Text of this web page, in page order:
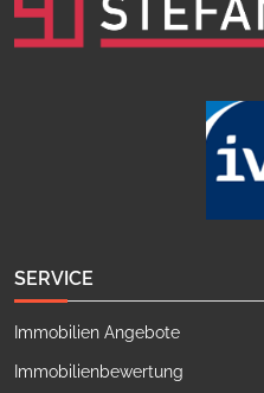
SERVICE
Immobilien Angebote
Immobilienbewertung